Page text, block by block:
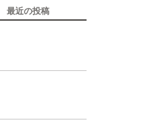
最近の投稿